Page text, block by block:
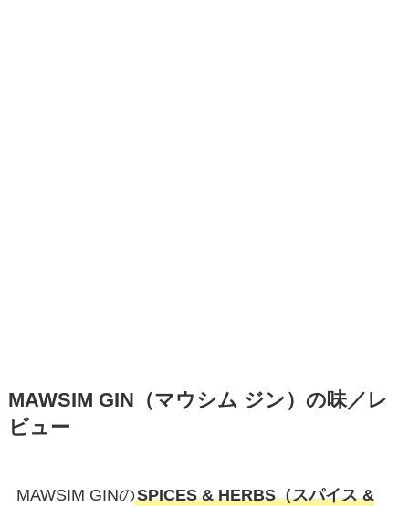
MAWSIM GIN（マウシム ジン）の味／レ
ビュー
MAWSIM GINのSPICES & HERBS（スパイス &